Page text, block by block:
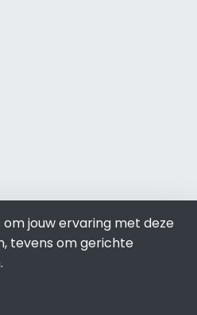
jouw ervaring met deze
tevens om gerichte